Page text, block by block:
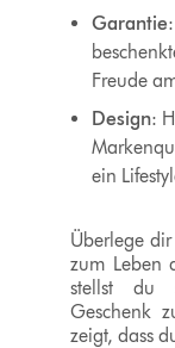
Garantie
Freude
Design:
ein
Überlege
zum Leben
stellst du
Geschenk
zeigt, dass